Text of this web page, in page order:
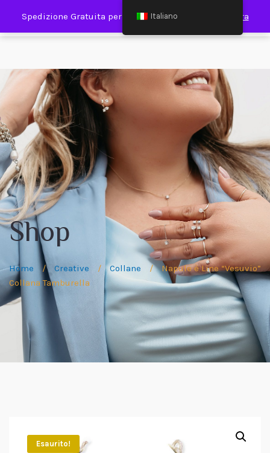
Spedizione Gratuita per Spesa Minima €120,00 Ignora
Shop
Home / Creative / Collane / Napule è Line “Vesuvio”
Collana Tamburella
Esaurito!
Italiano